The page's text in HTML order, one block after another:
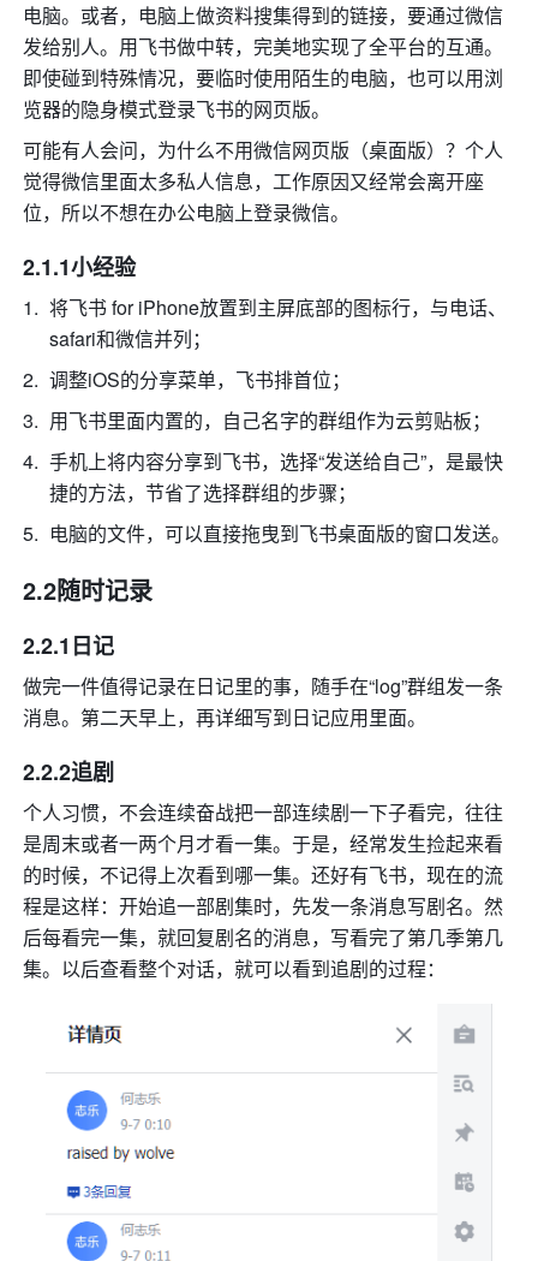
电脑。或者，电脑上做资料搜集得到的链接，要通过微信
发给别人。用飞书做中转，完美地实现了全平台的互通。
即使碰到特殊情况，要临时使用陌生的电脑，也可以用浏
览器的隐身模式登录飞书的网页版。
可能有人会问，为什么不用微信网页版（桌面版）？个人
觉得微信里面太多私人信息，工作原因又经常会离开座
位，所以不想在办公电脑上登录微信。
2.1.1小经验
将飞书 for iPhone放置到主屏底部的图标行，与电话、
safari和微信并列；
调整iOS的分享菜单，飞书排首位；
用飞书里面内置的，自己名字的群组作为云剪贴板；
手机上将内容分享到飞书，选择“发送给自己”，是最快
捷的方法，节省了选择群组的步骤；
电脑的文件，可以直接拖曳到飞书桌面版的窗口发送。
2.2随时记录
2.2.1日记
做完一件值得记录在日记里的事，随手在“log”群组发一条
消息。第二天早上，再详细写到日记应用里面。
2.2.2追剧
个人习惯，不会连续奋战把一部连续剧一下子看完，往往
是周末或者一两个月才看一集。于是，经常发生捡起来看
的时候，不记得上次看到哪一集。还好有飞书，现在的流
程是这样：开始追一部剧集时，先发一条消息写剧名。然
后每看完一集，就回复剧名的消息，写看完了第几季第几
集。以后查看整个对话，就可以看到追剧的过程：